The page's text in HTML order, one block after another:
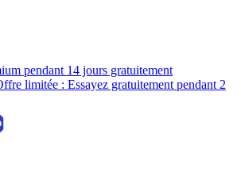
pendant 14 jours gratuitement
limitée : Essayez gratuitement pendant 2